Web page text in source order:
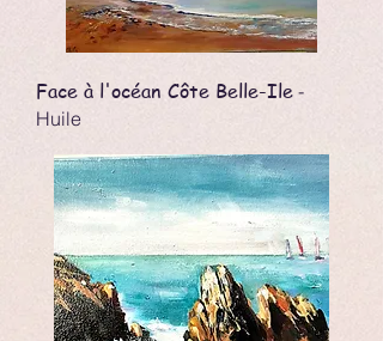
Face à l'océan Côte Belle-Ile -
Huile